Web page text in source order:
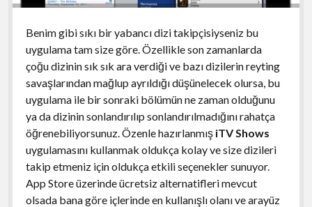
Benim gibi sıkı bir yabancı dizi takipçisiyseniz bu
uygulama tam size göre. Özellikle son zamanlarda
çoğu dizinin sık sık ara verdiği ve bazı dizilerin reyting
savaşlarından mağlup ayrıldığı düşünelecek olursa, bu
uygulama ile bir sonraki bölümün ne zaman olduğunu
ya da dizinin sonlandırılıp sonlandırılmadığını rahatça
öğrenebiliyorsunuz. Özenle hazırlanmış iTV Shows
uygulamasını kullanmak oldukça kolay ve size dizileri
takip etmeniz için oldukça etkili seçenekler sunuyor.
App Store üzerinde ücretsiz alternatifleri mevcut
olsada bana göre içlerinde en kullanışlı olanı ve arayüz